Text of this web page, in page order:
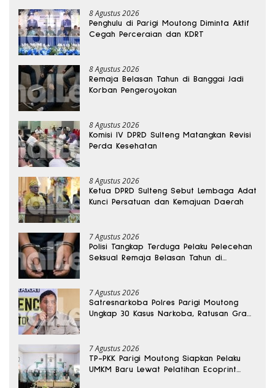
8 Agustus 2026
Penghulu di Parigi Moutong Diminta Aktif
Cegah Perceraian dan KDRT
8 Agustus 2026
Remaja Belasan Tahun di Banggai Jadi
Korban Pengeroyokan
8 Agustus 2026
Komisi IV DPRD Sulteng Matangkan Revisi
Perda Kesehatan
8 Agustus 2026
Ketua DPRD Sulteng Sebut Lembaga Adat
Kunci Persatuan dan Kemajuan Daerah
7 Agustus 2026
Polisi Tangkap Terduga Pelaku Pelecehan
Seksual Remaja Belasan Tahun di
7 Agustus 2026
Satresnarkoba Polres Parigi Moutong
Ungkap 30 Kasus Narkoba, Ratusan Gram
7 Agustus 2026
TP-PKK Parigi Moutong Siapkan Pelaku
UMKM Baru Lewat Pelatihan Ecoprint